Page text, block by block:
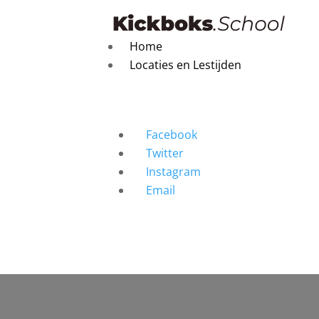
Home
Locaties en Lestijden
Facebook
Twitter
Instagram
Email